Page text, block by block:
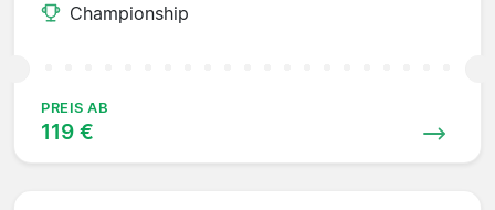
Championship
PREIS AB
119 €